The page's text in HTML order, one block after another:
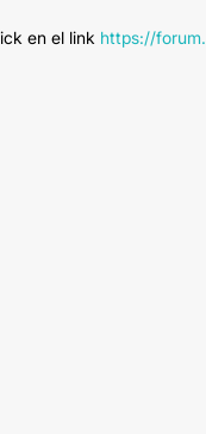
en el link https://forum.